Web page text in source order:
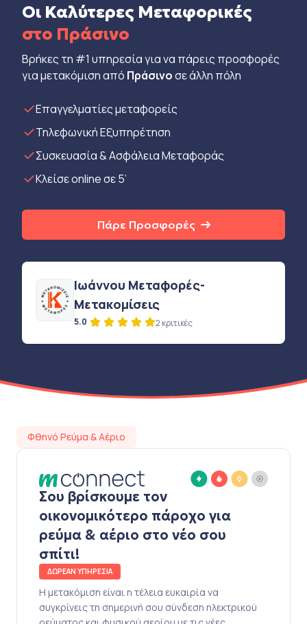
Οι Καλύτερες Μεταφορικές
στο Πράσινο
Βρήκες τη #1 υπηρεσία για να πάρεις προσφορές
για μετακόμιση από Πράσινοσε άλλη πόλη
Eπαγγελματίες μεταφορείς
Τηλεφωνική Εξυπηρέτηση
Συσκευασία & Ασφάλεια Μεταφοράς
Κλείσε online σε 5’
Πάρε Προσφορές
Ιωάννου Μεταφορές-
Μετακομίσεις
5.0 2 κριτικές
Φθηνό Ρεύμα & Αέριο
Σου βρίσκουμε τον
οικονομικότερο πάροχο για
ρεύμα & αέριο στο νέο σου
σπίτι!
ΔΩΡΕΑΝ ΥΠΗΡΕΣΙΑ
Η μετακόμιση είναι η τέλεια ευκαιρία να
συγκρίνεις τη σημερινή σου σύνδεση ηλεκτρικού